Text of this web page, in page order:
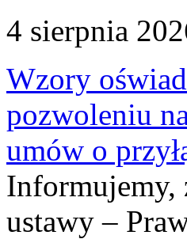
4 sierpnia
Wzory
pozwoleniu
umów o
Informujemy,
ustawy –